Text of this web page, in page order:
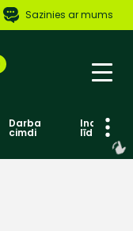
Sazinies ar mums
Darba
cimdi līdzekļi